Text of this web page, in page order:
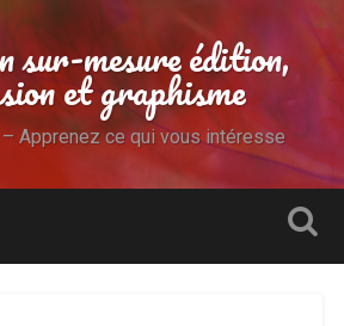
sur-mesure édition,
et graphisme
Apprenez ce qui vous intéresse